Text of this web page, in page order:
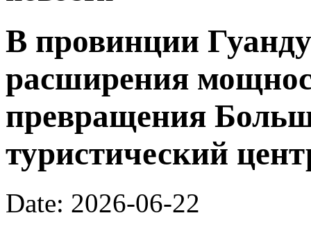
В провинции
расширения
превращения
туристический
Date: 2026-06-22